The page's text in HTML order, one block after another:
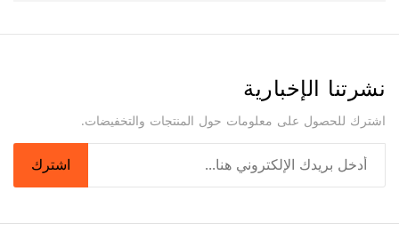
نشرتنا الإخبارية
اشترك للحصول على معلومات حول المنتجات والتخفيضات.
اشترك